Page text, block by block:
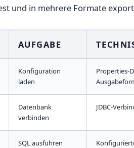
und in mehrere Formate
AUFGABE
Konfiguration
laden
Properties-
Datenbank
verbinden
JDBC-
SQL ausführen